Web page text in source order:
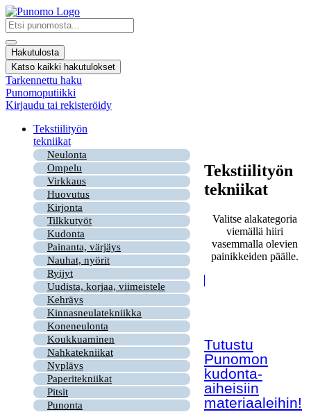
Mene
sisältöön
Search
...
Hakutulosta
Katso kaikki hakutulokset
Tarkennettu haku
Punomoputiikki
Kirjaudu tai rekisteröidy
Tekstiilityön
tekniikat
Neulonta
Ompelu
Virkkaus
Huovutus
Kirjonta
Tilkkutyöt
Kudonta
Painanta, värjäys
Nauhat, nyörit
Ryijyt
Uudista, korjaa, viimeistele
Kehräys
Kinnasneulatekniikka
Koneneulonta
Koukkuaminen
Nahkatekniikat
Nypläys
Paperitekniikat
Pitsit
Punonta
Tekstiilityön
tekniikat
Valitse alakategoria
viemällä hiiri
vasemmalla olevien
painikkeiden päälle.
Tutustu
Punomon
kudonta-
aiheisiin
materiaaleihin!